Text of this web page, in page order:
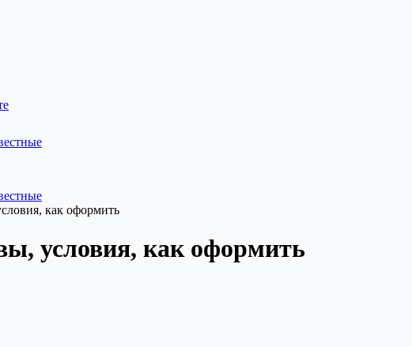
как оформить
условия, как оформить